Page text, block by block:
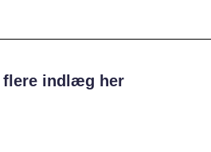
indlæg her